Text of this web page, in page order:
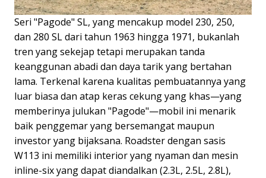
Seri "Pagode" SL, yang mencakup model 230, 250,
dan 280 SL dari tahun 1963 hingga 1971, bukanlah
tren yang sekejap tetapi merupakan tanda
keanggunan abadi dan daya tarik yang bertahan
lama. Terkenal karena kualitas pembuatannya yang
luar biasa dan atap keras cekung yang khas—yang
memberinya julukan "Pagode"—mobil ini menarik
baik penggemar yang bersemangat maupun
investor yang bijaksana. Roadster dengan sasis
W113 ini memiliki interior yang nyaman dan mesin
inline-six yang dapat diandalkan (2.3L, 2.5L, 2.8L),